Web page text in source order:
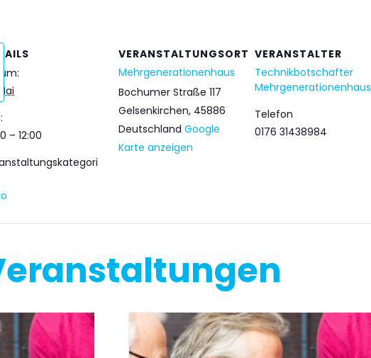
– 12:00
VERANSTALTUNGSORT
Mehrgenerationenhaus
Bochumer Straße 117
Gelsenkirchen, 45886
Deutschland Google
Karte anzeigen
VERANSTALTER
Technikbotschafter
Mehrgenerationenhaus
Telefon
0176 31438984